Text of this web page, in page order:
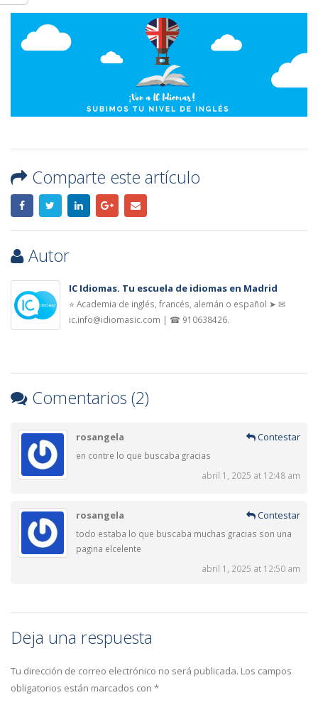
Comparte este artículo
Autor
IC Idiomas. Tu escuela de idiomas en Madrid
⭐ Academia de inglés, francés, alemán o español ➤ ✉
ic.info@idiomasic.com | ☎ 910638426.
Comentarios (2)
rosangela Contestar
en contre lo que buscaba gracias
abril 1, 2025 at 12:48 am
rosangela Contestar
todo estaba lo que buscaba muchas gracias son una
pagina elcelente
abril 1, 2025 at 12:50 am
Deja una respuesta
Tu dirección de correo electrónico no será publicada. Los campos
obligatorios están marcados con *